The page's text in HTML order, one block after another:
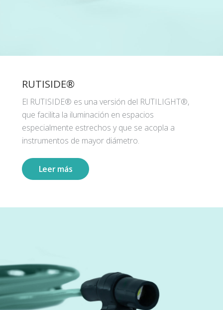
RUTISIDE®
El RUTISIDE® es una versión del RUTILIGHT®,
que facilita la iluminación en espacios
especialmente estrechos y que se acopla a
instrumentos de mayor diámetro.
Leer más